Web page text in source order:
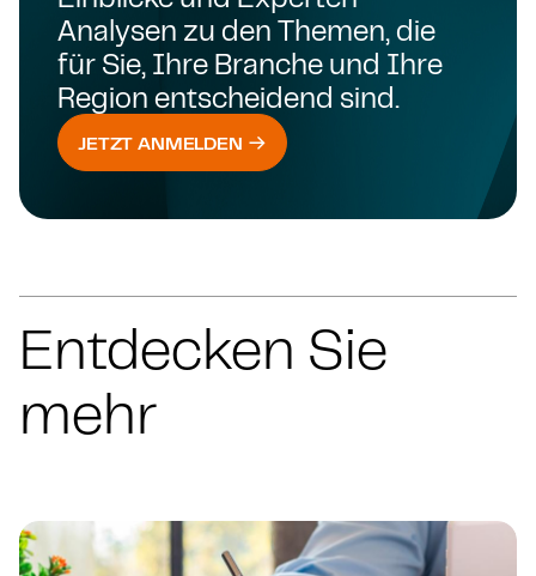
Analysen zu den Themen, die
für Sie, Ihre Branche und Ihre
Region entscheidend sind.
JETZT ANMELDEN
Entdecken Sie
mehr